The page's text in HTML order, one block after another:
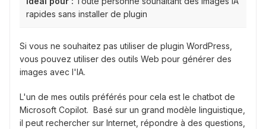
rapides sans installer de plugin
Si vous ne souhaitez pas utiliser de plugin WordPress,
vous pouvez utiliser des outils Web pour générer des
images avec l'IA.
L'un de mes outils préférés pour cela est le chatbot de
Microsoft Copilot. Basé sur un grand modèle linguistique,
il peut rechercher sur Internet, répondre à des questions,